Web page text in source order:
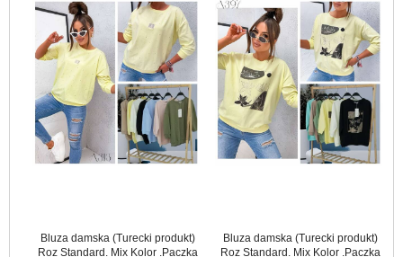
Bluza damska (Turecki produkt)
Roz Standard. Mix Kolor .Paczka
Bluza damska (Turecki produkt)
Roz Standard. Mix Kolor .Paczka